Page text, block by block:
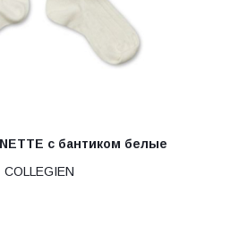
с бантиком белые
COLLEGIEN